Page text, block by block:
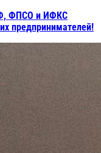
ФПСО и ИФКС
предпринимателей!